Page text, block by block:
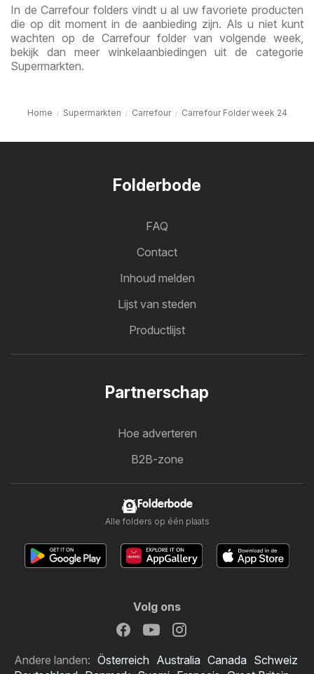
In de Carrefour folders vindt u al uw favoriete producten
die op dit moment in de aanbieding zijn. Als u niet kunt
wachten op de Carrefour folder van volgende week,
bekijk dan meer winkelaanbiedingen uit de categorie
Supermarkten.
Home Supermarkten Carrefour Carrefour Folder week 24
Folderbode
FAQ
Contact
Inhoud melden
Lijst van steden
Productlijst
Partnerschap
Hoe adverteren
B2B-zone
Folderbode
Alle folders op één plaats
Volg ons
Andere landen: Österreich Australia Canada Schweiz